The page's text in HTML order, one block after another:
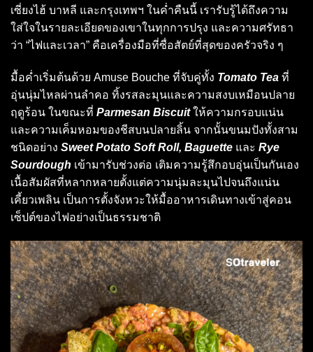
เซี่ยงไฮ้ บาหลี และกรุงเทพฯ ในค่ำคืนนี้ เรารับรู้ได้ถึงความ
ใส่ใจในรายละเอียดของเขาในทุกการปรุง และความศรัทธา
ว่า “ไฟและเวลา” คือเครื่องมือที่ซื่อสัตย์ที่สุดของครัวจริง ๆ
มื้อค่ำเริ่มต้นด้วย Amuse Bouche ที่จับคู่ทั้ง Tomato Tea ที่
อุ่นนุ่มไหลผ่านลำคอ ทิ้งรสละมุนและความสงบเหมือนปลาย
ฤดูร้อน ในขณะที่ Parmesan Biscuitให้ความกรอบแน่น
และความเค็มหอมของชีสบนปลายลิ้น จากนั้นขนมปังทั้งสาม
ชนิดอย่าง Sweet Potato Soft Roll, Baguette และ Rye
Sourdough เข้ามารับช่วงต่อ เติมความรู้สึกอบอุ่นเป็นกันเอง
เนื้อสัมผัสที่หลากหลายตั้งแต่ความนุ่มละมุนไปจนถึงแน่น
เคี้ยวเพลิน เป็นการตั้งจังหวะให้มื้ออาหารเดินทางเข้าสู่คอน
เซ็ปต์ของไฟอย่างเป็นธรรมชาติ